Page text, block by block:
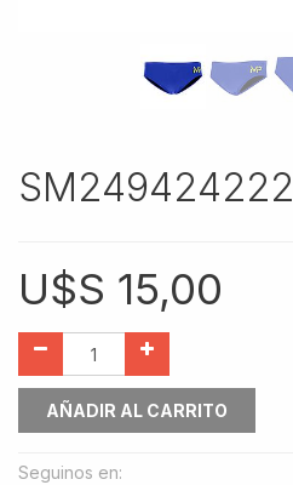
SM249424222
U$S 15,00
AÑADIR AL CARRITO
Seguinos en: